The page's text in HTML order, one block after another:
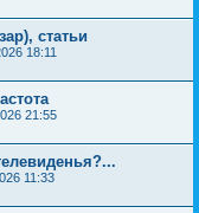
статьи
18:11
21:55
11:33